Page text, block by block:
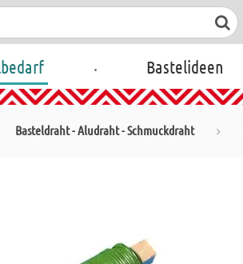
. Bastelideen
Basteldraht - Aludraht - Schmuckdraht